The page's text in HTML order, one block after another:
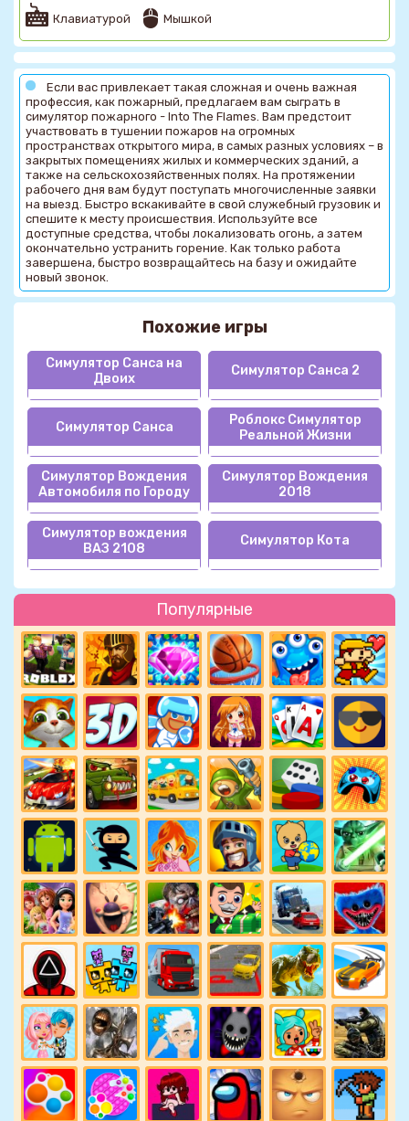
Популярные
Клавиатурой Мышкой
Если вас привлекает такая сложная и очень важная
профессия, как пожарный, предлагаем вам сыграть в
симулятор пожарного - Into The Flames. Вам предстоит
участвовать в тушении пожаров на огромных
пространствах открытого мира, в самых разных условиях – в
закрытых помещениях жилых и коммерческих зданий, а
также на сельскохозяйственных полях. На протяжении
рабочего дня вам будут поступать многочисленные заявки
на выезд. Быстро вскакивайте в свой служебный грузовик и
спешите к месту происшествия. Используйте все
доступные средства, чтобы локализовать огонь, а затем
окончательно устранить горение. Как только работа
завершена, быстро возвращайтесь на базу и ожидайте
новый звонок.
Похожие игры
Симулятор Санса на
Двоих
Симулятор Санса 2
Симулятор Санса
Роблокс Симулятор
Реальной Жизни
Симулятор Вождения
Автомобиля по Городу
Симулятор Вождения
2018
Симулятор вождения
ВАЗ 2108
Симулятор Кота